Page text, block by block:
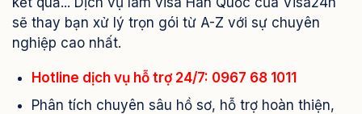
sẽ thay bạn xử lý trọn gói từ A-Z với sự chuyên
nghiệp cao nhất.
Hotline dịch vụ hỗ trợ 24/7: 0967 68 1011
Phân tích chuyên sâu hồ sơ, hỗ trợ hoàn thiện,